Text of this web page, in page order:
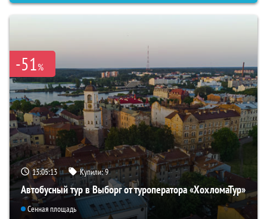
-51%
13:05:12 Купили:9
Автобусный тур в Выборг от туроператора «ХохломаТур»
Сенная площадь